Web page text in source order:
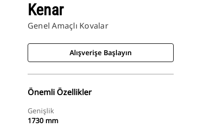
Kenar
Genel Amaçlı Kovalar
Alışverişe Başlayın
Önemli Özellikler
Genişlik
1730 mm